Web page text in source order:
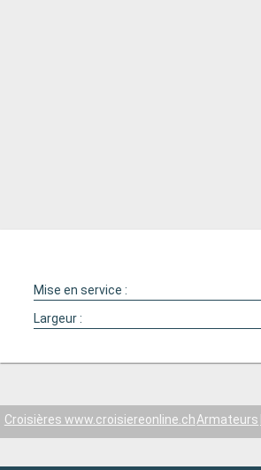
Mise en service :
Largeur :
Croisières www.croisiereonline.chArmateurs